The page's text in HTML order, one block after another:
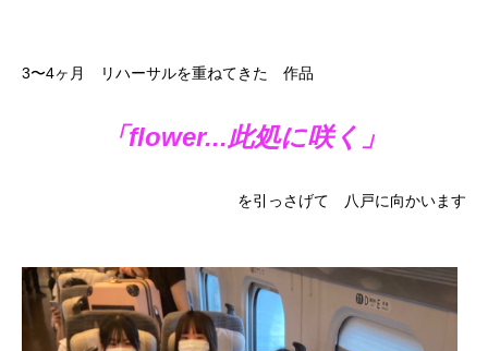
3〜4ヶ月 リハーサルを重ねてきた 作品
「flower...此処に咲く」
を引っさげて 八戸に向かいます